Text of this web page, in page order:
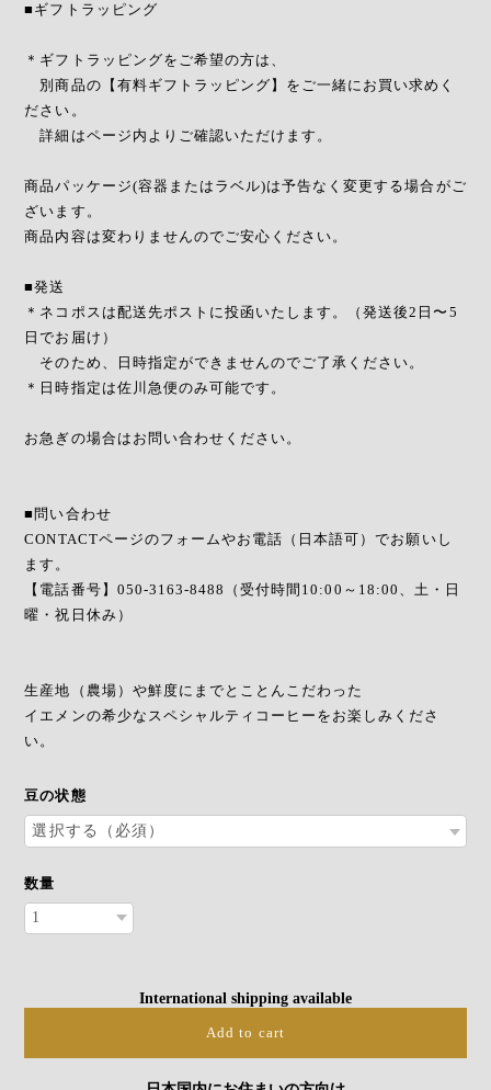
■ギフトラッピング
＊ギフトラッピングをご希望の方は、
別商品の【有料ギフトラッピング】をご一緒にお買い求めく
ださい。
詳細はページ内よりご確認いただけます。
商品パッケージ(容器またはラベル)は予告なく変更する場合がご
ざいます。
商品内容は変わりませんのでご安心ください。
■発送
＊ネコポスは配送先ポストに投函いたします。（発送後2日〜5
日でお届け）
そのため、日時指定ができませんのでご了承ください。
＊日時指定は佐川急便のみ可能です。
お急ぎの場合はお問い合わせください。
■問い合わせ
CONTACTページのフォームやお電話（日本語可）でお願いし
ます。
【電話番号】050-3163-8488（受付時間10:00～18:00、土・日
曜・祝日休み）
生産地（農場）や鮮度にまでとことんこだわった
イエメンの希少なスペシャルティコーヒーをお楽しみくださ
い。
豆の状態
数量
International shipping available
Add to cart